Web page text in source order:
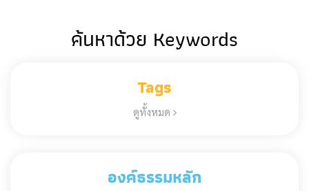
ค้นหาด้วย Keywords
Tags
ดูทั้งหมด
องค์ธรรมหลัก